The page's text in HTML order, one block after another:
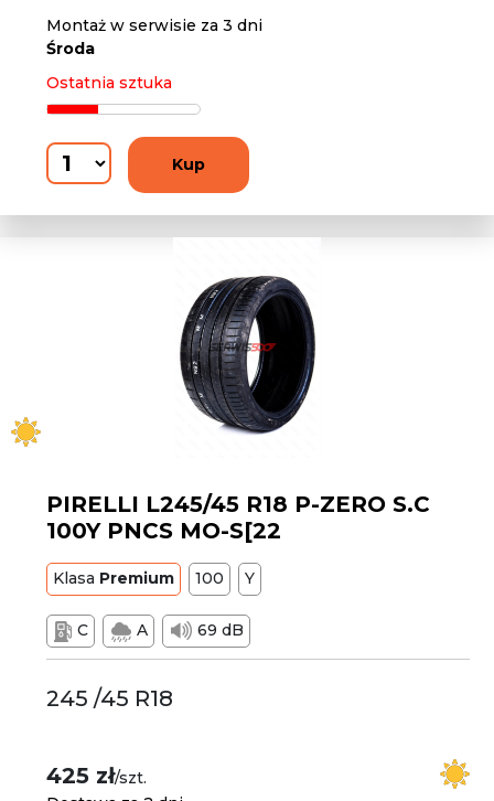
Montaż w serwisie za 3 dni
Środa
Ostatnia sztuka
Kup
PIRELLI L245/45 R18 P-ZERO S.C
100Y PNCS MO-S[22
Klasa Premium 100 Y
C A 69 dB
245 /45 R18
425 zł/szt.